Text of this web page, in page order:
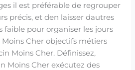
il est préférable de regrouper
précis, et den laisser dautres
faible pour organiser les jours
Cher objectifs métiers
Moins Cher. Définissez,
Moins Cher exécutez des